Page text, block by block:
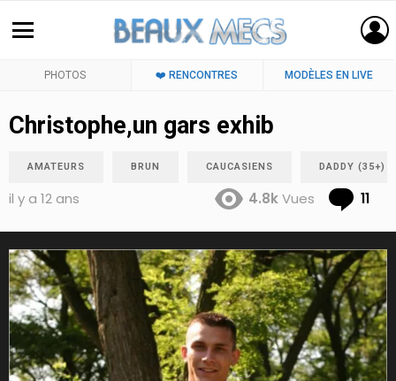
PHOTOS ❤️ RENCONTRES MODÈLES EN LIVE
Christophe,un gars exhib
AMATEURS BRUN CAUCASIENS DADDY (35+)
il y a 12 ans 4.8kVues 11